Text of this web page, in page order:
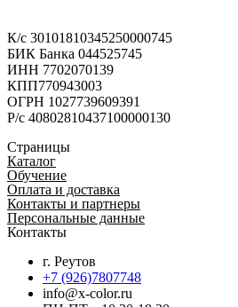
К/с 30101810345250000745
БИК Банка 044525745
ИНН 7702070139
КПП770943003
ОГРН 1027739609391
Р/с 40802810437100000130
Страницы
Каталог
Обучение
Оплата и доставка
Контакты и партнеры
Персональные данные
Контакты
г. Реутов
+7 (926)7807748
info@x-color.ru